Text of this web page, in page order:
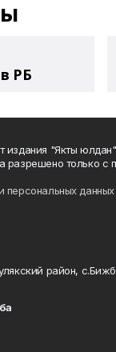
РБ
"Якты
разрешено только с
персональных данных
район,